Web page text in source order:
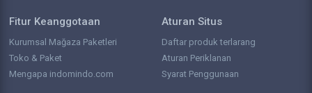
Fitur Keanggotaan
Kurumsal Mağaza Paketleri
Toko & Paket
Mengapa indomindo.com
Aturan Situs
Daftar produk terlarang
Aturan Periklanan
Syarat Penggunaan